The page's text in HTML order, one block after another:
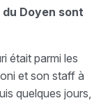
Doyen sont
était parmi les
et son staff à
quelques jours,